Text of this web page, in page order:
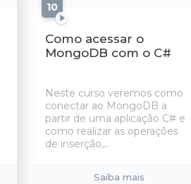
10
Como acessar o
MongoDB com o C#
Neste curso veremos como
conectar ao MongoDB a
partir de uma aplicação C# e
como realizar as operações
de inserção,...
Saiba mais